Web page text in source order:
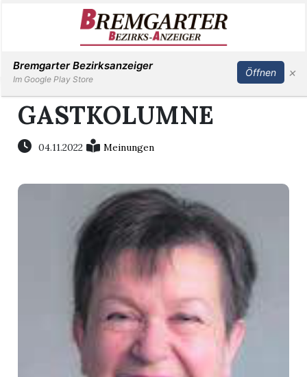
Immobilien
Inserieren Abonnieren Anmelden
GASTKOLUMNE
04.11.2022 Meinungen
Bremgarter Bezirksanzeiger
Im Google Play Store
Öffnen ×